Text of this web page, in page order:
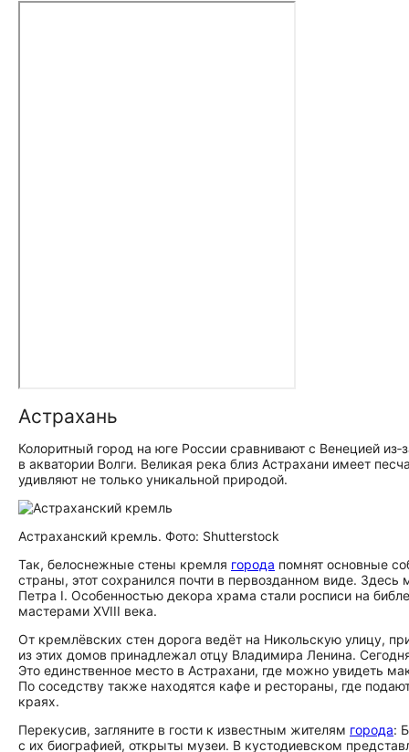
Астрахань
Колоритный город на юге России сравнивают с Венецией
в акватории Волги. Великая река близ Астрахани имеет
удивляют не только уникальной природой.
Астраханский кремль. Фото: Shutterstock
Так, белоснежные стены кремля города помнят основные
страны, этот сохранился почти в первозданном виде.
Петра I. Особенностью декора храма стали росписи на
мастерами XVIII века.
От кремлёвских стен дорога ведёт на Никольскую улицу,
из этих домов принадлежал отцу Владимира Ленина.
Это единственное место в Астрахани, где можно увидеть
По соседству также находятся кафе и рестораны, где
краях.
Перекусив, загляните в гости к известным жителям города:
с их биографией, открыты музеи. В кустодиевском